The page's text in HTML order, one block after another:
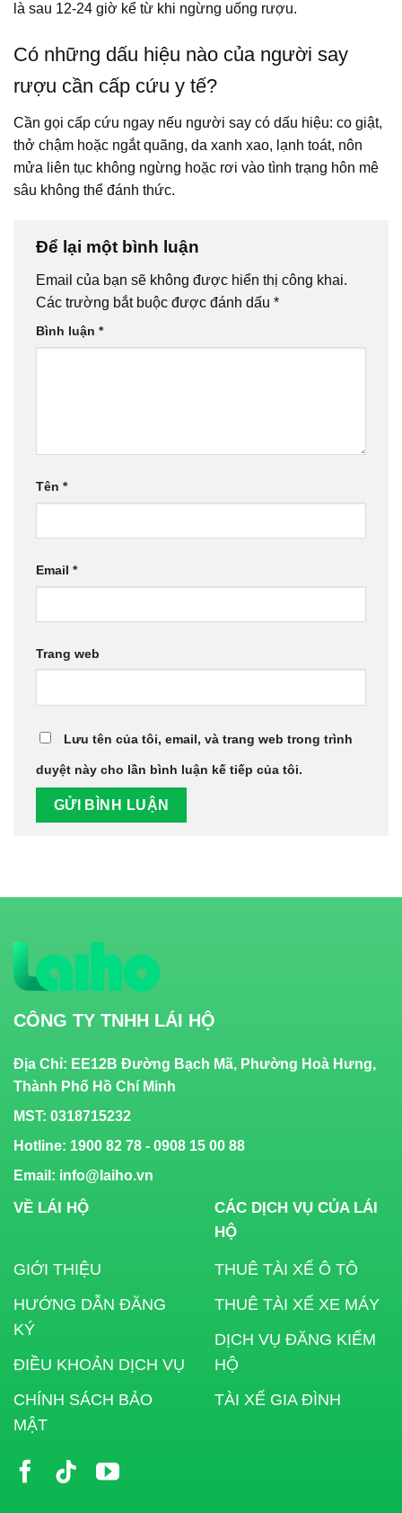
là sau 12-24 giờ kể từ khi ngừng uống rượu.
Có những dấu hiệu nào của người say
rượu cần cấp cứu y tế?
Cần gọi cấp cứu ngay nếu người say có dấu hiệu: co giật,
thở chậm hoặc ngắt quãng, da xanh xao, lạnh toát, nôn
mửa liên tục không ngừng hoặc rơi vào tình trạng hôn mê
sâu không thể đánh thức.
Để lại một bình luận
Email của bạn sẽ không được hiển thị công khai.
Các trường bắt buộc được đánh dấu *
Bình luận *
Tên *
Email *
Trang web
Lưu tên của tôi, email, và trang web trong trình
duyệt này cho lần bình luận kế tiếp của tôi.
CÔNG TY TNHH LÁI HỘ
Địa Chỉ: EE12B Đường Bạch Mã, Phường Hoà Hưng,
Thành Phố Hồ Chí Minh
MST: 0318715232
Hotline: 1900 82 78 - 0908 15 00 88
Email: info@laiho.vn
VỀ LÁI HỘ
GIỚI THIỆU
HƯỚNG DẪN ĐĂNG
KÝ
ĐIỀU KHOẢN DỊCH VỤ
CHÍNH SÁCH BẢO
MẬT
CÁC DỊCH VỤ CỦA LÁI
HỘ
THUÊ TÀI XẾ Ô TÔ
THUÊ TÀI XẾ XE MÁY
DỊCH VỤ ĐĂNG KIỂM
HỘ
TÀI XẾ GIA ĐÌNH